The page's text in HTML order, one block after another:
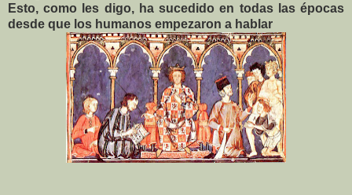
Esto, como les digo, ha sucedido en todas las épocas
desde que los humanos empezaron a hablar